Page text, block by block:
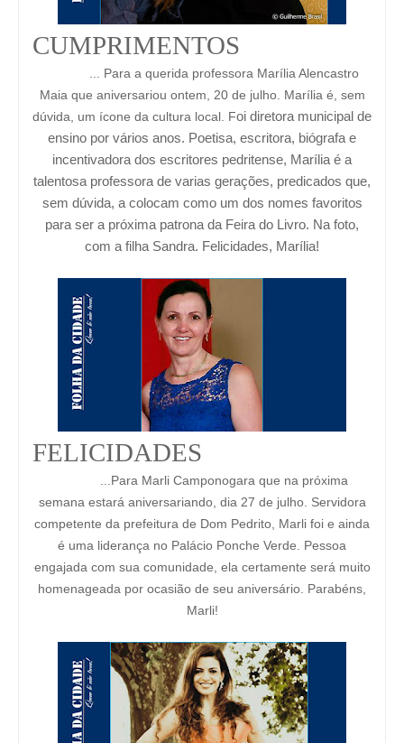
CUMPRIMENTOS
... Para a querida professora Marília Alencastro
Maia que aniversariou ontem, 20 de julho. Marília é, sem
dúvida, um ícone da cultura local. Foi diretora municipal de
ensino por vários anos. Poetisa, escritora, biógrafa e
incentivadora dos escritores pedritense, Marília é a
talentosa professora de varias gerações, predicados que,
sem dúvida, a colocam como um dos nomes favoritos
para ser a próxima patrona da Feira do Livro. Na foto,
com a filha Sandra. Felicidades, Marília!
FELICIDADES
...Para Marli Camponogara que na próxima
semana estará aniversariando, dia 27 de julho. Servidora
competente da prefeitura de Dom Pedrito, Marli foi e ainda
é uma liderança no Palácio Ponche Verde. Pessoa
engajada com sua comunidade, ela certamente será muito
homenageada por ocasião de seu aniversário. Parabéns,
Marli!